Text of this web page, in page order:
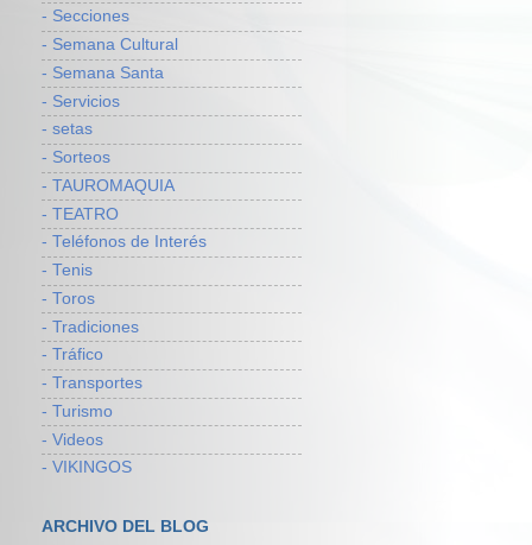
- Secciones
- Semana Cultural
- Semana Santa
- Servicios
- setas
- Sorteos
- TAUROMAQUIA
- TEATRO
- Teléfonos de Interés
- Tenis
- Toros
- Tradiciones
- Tráfico
- Transportes
- Turismo
- Videos
- VIKINGOS
ARCHIVO DEL BLOG